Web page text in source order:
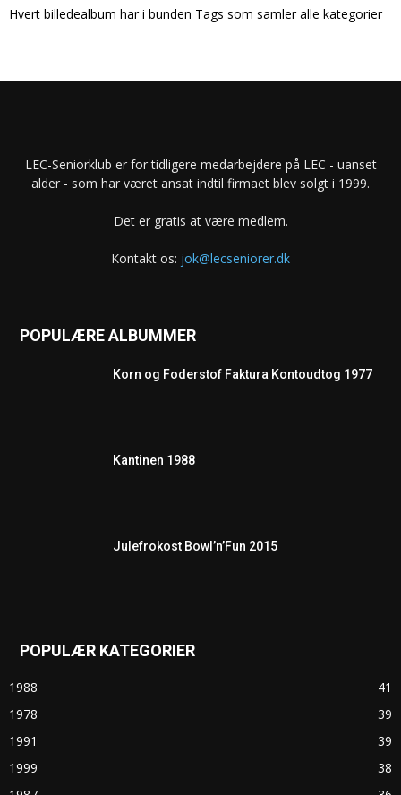
Hvert billedealbum har i bunden Tags som samler alle kategorier
LEC-Seniorklub er for tidligere medarbejdere på LEC - uanset
alder - som har været ansat indtil firmaet blev solgt i 1999.
Det er gratis at være medlem.
Kontakt os: jok@lecseniorer.dk
POPULÆRE ALBUMMER
Korn og Foderstof Faktura Kontoudtog 1977
Kantinen 1988
Julefrokost Bowl’n’Fun 2015
POPULÆR KATEGORIER
1988
41
1978
39
1991
39
1999
38